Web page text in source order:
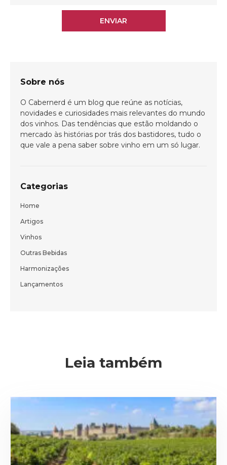
Cadastre-se e receba todas as novidades
ENVIAR
Sobre nós
O Cabernerd é um blog que reúne as notícias,
novidades e curiosidades mais relevantes do mundo
dos vinhos. Das tendências que estão moldando o
mercado às histórias por trás dos bastidores, tudo o
que vale a pena saber sobre vinho em um só lugar.
Categorias
Home
Artigos
Vinhos
Outras Bebidas
Harmonizações
Lançamentos
Leia também